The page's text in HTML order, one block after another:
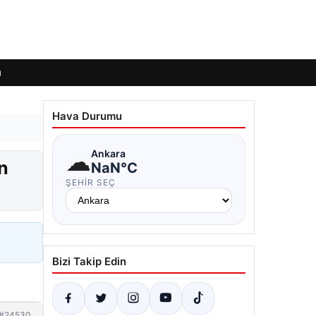
Hava Durumu
☁Ankara
NaN°C
ŞEHIR SEÇ
Bizi Takip Edin